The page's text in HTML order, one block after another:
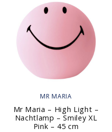
MR MARIA
Mr Maria – High Light –
Nachtlamp – Smiley XL
Pink – 45 cm